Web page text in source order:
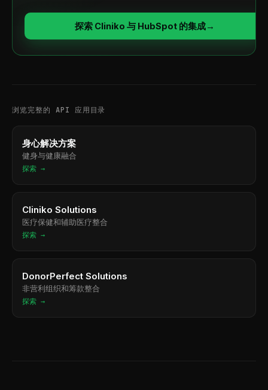
探索 Cliniko 与 HubSpot 的集成→
浏览完整的 API 应用目录
身心解决方案
健身与健康融合
探索 →
Cliniko Solutions
医疗保健和辅助医疗整合
探索 →
DonorPerfect Solutions
非营利组织和筹款整合
探索 →